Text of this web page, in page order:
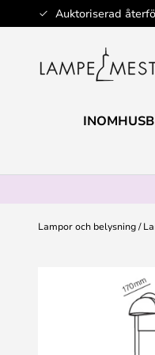
Auktoriserad
Hoppa
till
Lampor och belysning